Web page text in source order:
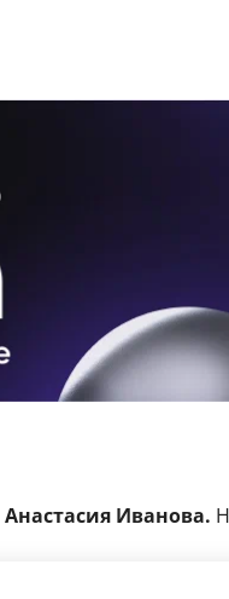
Анастасия Иванова.